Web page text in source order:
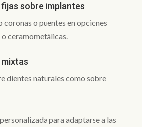
sobre implantes
coronas o puentes en opciones
ceramometálicas.
dientes naturales como sobre
para adaptarse a las